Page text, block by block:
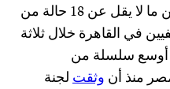
لجنة حماية الصحفيين ما لا يقل عن 18 حالة من
في القاهرة خلال ثلاثة
أوسع سلسلة من
منذ أن وثقتلجنة